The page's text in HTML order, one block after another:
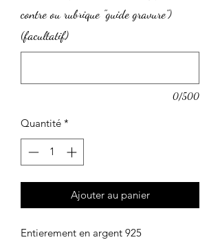
contre ou rubrique "guide gravure")
(facultatif)
0/500
Quantité *
Ajouter au panier
Entierement en argent 925